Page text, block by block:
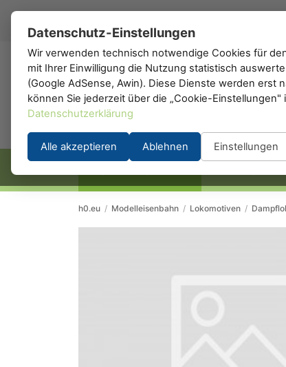
h0 .de
h0.eu / Modelleisenbahn / Lokomotiven /
Datenschutz-Einstellungen
Wir verwenden technisch notwendige Cookies für
mit Ihrer Einwilligung die Nutzung statistisch
(Google AdSense, Awin). Diese Dienste werden erst
können Sie jederzeit über die „Cookie-
Datenschutzerklärung
Alle akzeptieren Ablehnen Einstellungen